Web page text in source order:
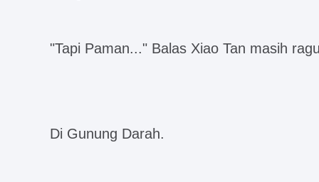
"Tapi Paman..." Balas Xiao Tan masih
Di Gunung Darah.